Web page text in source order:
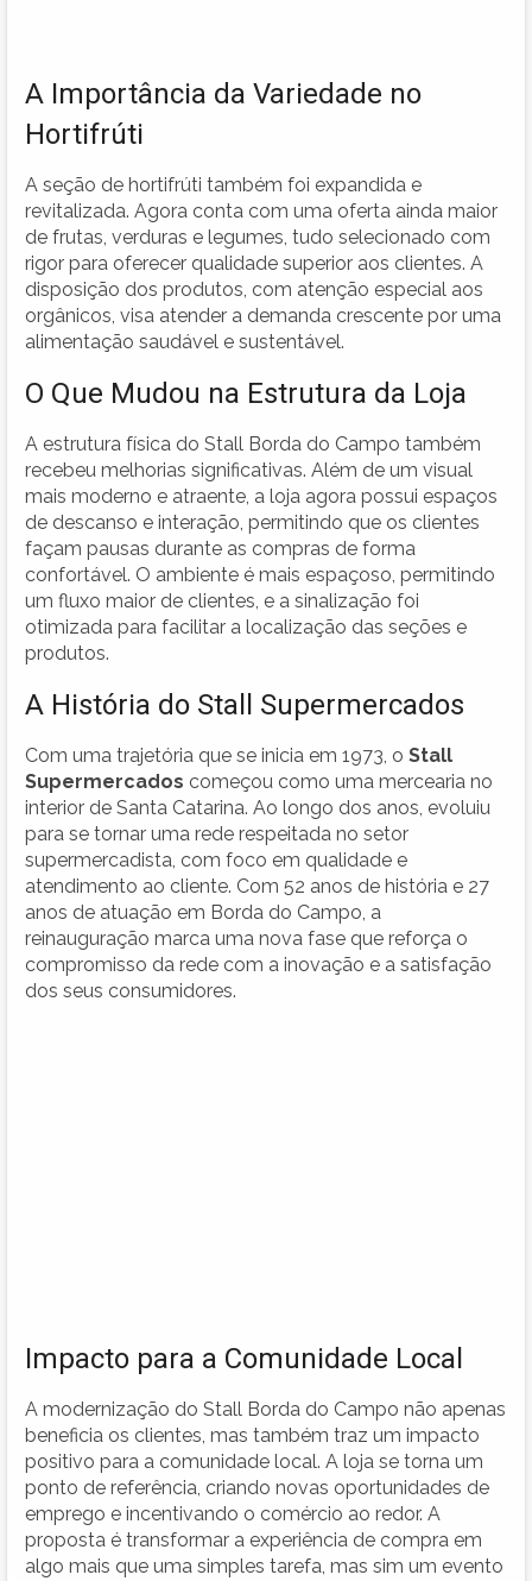
A Importância da Variedade no
Hortifrúti
A seção de hortifrúti também foi expandida e
revitalizada. Agora conta com uma oferta ainda maior
de frutas, verduras e legumes, tudo selecionado com
rigor para oferecer qualidade superior aos clientes. A
disposição dos produtos, com atenção especial aos
orgânicos, visa atender a demanda crescente por uma
alimentação saudável e sustentável.
O Que Mudou na Estrutura da Loja
A estrutura física do Stall Borda do Campo também
recebeu melhorias significativas. Além de um visual
mais moderno e atraente, a loja agora possui espaços
de descanso e interação, permitindo que os clientes
façam pausas durante as compras de forma
confortável. O ambiente é mais espaçoso, permitindo
um fluxo maior de clientes, e a sinalização foi
otimizada para facilitar a localização das seções e
produtos.
A História do Stall Supermercados
Com uma trajetória que se inicia em 1973, o Stall
Supermercados começou como uma mercearia no
interior de Santa Catarina. Ao longo dos anos, evoluiu
para se tornar uma rede respeitada no setor
supermercadista, com foco em qualidade e
atendimento ao cliente. Com 52 anos de história e 27
anos de atuação em Borda do Campo, a
reinauguração marca uma nova fase que reforça o
compromisso da rede com a inovação e a satisfação
dos seus consumidores.
Impacto para a Comunidade Local
A modernização do Stall Borda do Campo não apenas
beneficia os clientes, mas também traz um impacto
positivo para a comunidade local. A loja se torna um
ponto de referência, criando novas oportunidades de
emprego e incentivando o comércio ao redor. A
proposta é transformar a experiência de compra em
algo mais que uma simples tarefa, mas sim um evento